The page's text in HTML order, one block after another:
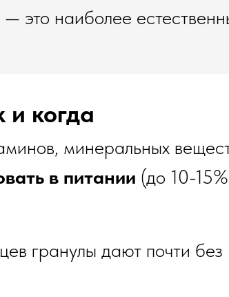
это наиболее
когда
минеральных
в питании (до 10-
гранулы дают почти без